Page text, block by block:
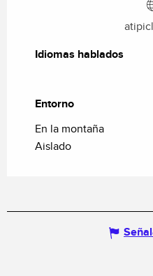
Idiomas hablados
Idiomas hablados
Entorno
Entorno
En la montaña
Aislado